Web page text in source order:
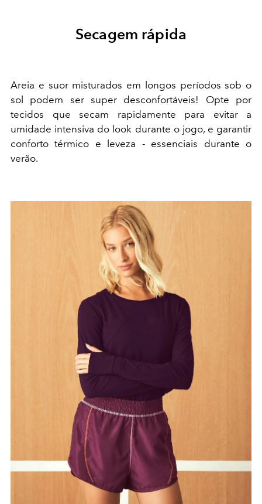
Secagem rápida
Areia e suor misturados em longos períodos sob o
sol podem ser super desconfortáveis! Opte por
tecidos que secam rapidamente para evitar a
umidade intensiva do look durante o jogo, e garantir
conforto térmico e leveza - essenciais durante o
verão.